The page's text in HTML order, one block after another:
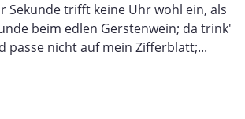
Sekunde trifft keine Uhr wohl ein, als
beim edlen Gerstenwein; da trink'
passe nicht auf mein Zifferblatt;...